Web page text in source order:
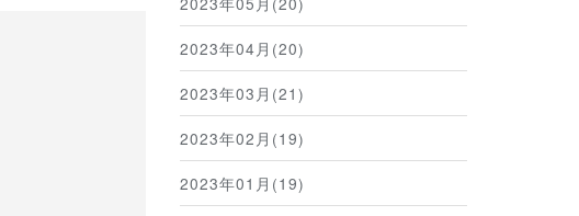
2023年04月(20)
2023年03月(21)
2023年02月(19)
2023年01月(19)